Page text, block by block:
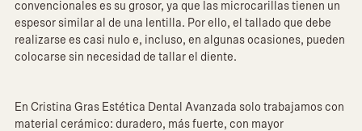
convencionales es su grosor, ya que las microcarillas tienen un
espesor similar al de una lentilla. Por ello, el tallado que debe
realizarse es casi nulo e, incluso, en algunas ocasiones, pueden
colocarse sin necesidad de tallar el diente.
En Cristina Gras Estética Dental Avanzada solo trabajamos con
material cerámico: duradero, más fuerte, con mayor